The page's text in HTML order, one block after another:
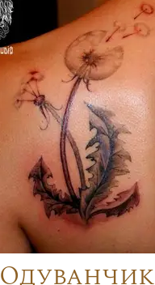
Одуванчик